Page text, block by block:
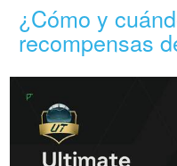
¿Cómo y
recompensas